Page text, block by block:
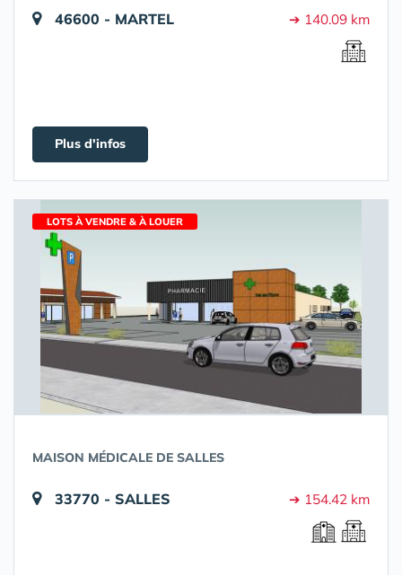
46600 - MARTEL ➔ 140.09 km
Plus d'infos
LOTS À VENDRE & À LOUER
MAISON MÉDICALE DE SALLES
33770 - SALLES ➔ 154.42 km